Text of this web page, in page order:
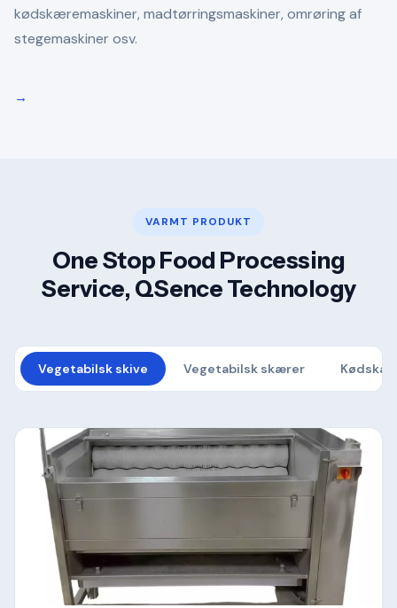
kødskæremaskiner, madtørringsmaskiner, omrøring af
stegemaskiner osv.
→
VARMT PRODUKT
One Stop Food Processing
Service, QSence Technology
Vegetabilsk skive Vegetabilsk skærer